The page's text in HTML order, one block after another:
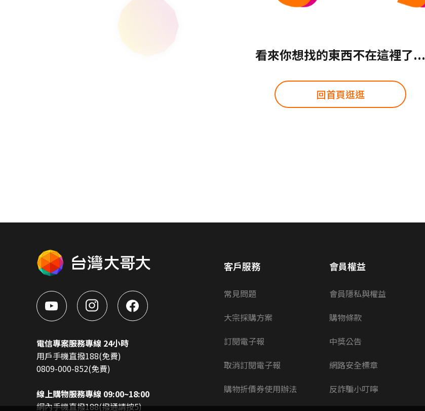
看來你想找的東西不在這裡了...
回首頁逛逛
電信專案服務專線 24小時
用戶手機直撥188(免費)
0809-000-852(免費)
線上購物服務專線 09:00~18:00
網內手機直撥188(撥通請按5)
客戶服務
常見問題
大宗採購方案
訂閱電子報
取消訂閱電子報
購物折價券使用辦法
會員權益
會員隱私與權益
購物條款
中獎公告
網路安全標章
反詐騙小叮嚀